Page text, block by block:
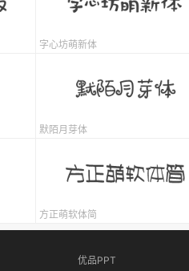
字心坊萌新体
默陌月芽体
方正萌软体简
优品PPT